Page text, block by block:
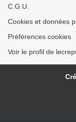
C.G.U.
Cookies et données
Préférences cookies
Voir le profil de